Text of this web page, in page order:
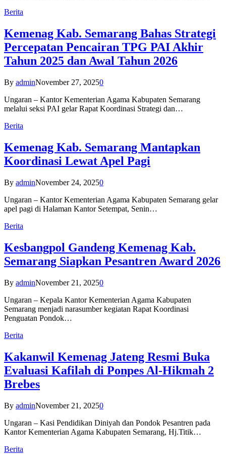
Berita
Kemenag Kab. Semarang Bahas Strategi
Percepatan Pencairan TPG PAI Akhir
Tahun 2025 dan Awal Tahun 2026
By adminNovember 27, 20250
Ungaran – Kantor Kementerian Agama Kabupaten Semarang
melalui seksi PAI gelar Rapat Koordinasi Strategi dan…
Berita
Kemenag Kab. Semarang Mantapkan
Koordinasi Lewat Apel Pagi
By adminNovember 24, 20250
Ungaran – Kantor Kementerian Agama Kabupaten Semarang gelar
apel pagi di Halaman Kantor Setempat, Senin…
Berita
Kesbangpol Gandeng Kemenag Kab.
Semarang Siapkan Pesantren Award 2026
By adminNovember 21, 20250
Ungaran – Kepala Kantor Kementerian Agama Kabupaten
Semarang menjadi narasumber kegiatan Rapat Koordinasi
Penguatan Pondok…
Berita
Kakanwil Kemenag Jateng Resmi Buka
Evaluasi Kafilah di Ponpes Al-Hikmah 2
Brebes
By adminNovember 21, 20250
Ungaran – Kasi Pendidikan Diniyah dan Pondok Pesantren pada
Kantor Kementerian Agama Kabupaten Semarang, Hj.Titik…
Berita